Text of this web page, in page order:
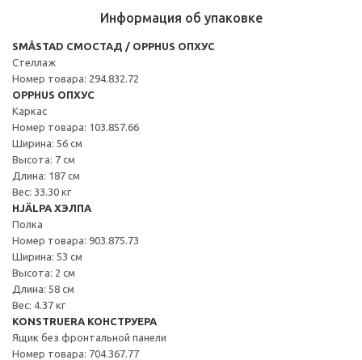
Информация об упаковке
SMÅSTAD СМОСТАД / OPPHUS ОПХУС
Стеллаж
Номер товара: 294.832.72
OPPHUS ОПХУС
Каркас
Номер товара: 103.857.66
Ширина: 56 см
Высота: 7 см
Длина: 187 см
Вес: 33.30 кг
HJÄLPA ХЭЛПА
Полка
Номер товара: 903.875.73
Ширина: 53 см
Высота: 2 см
Длина: 58 см
Вес: 4.37 кг
KONSTRUERA КОНСТРУЕРА
Ящик без фронтальной панели
Номер товара: 704.367.77